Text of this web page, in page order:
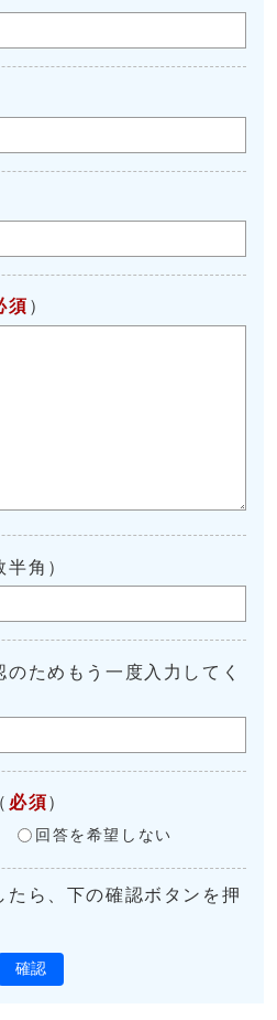
須 ）
角）
のためもう一度入力してく
必須 ）
回答を希望しない
たら、下の確認ボタンを押
確認